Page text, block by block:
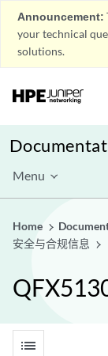
Announcement:
your technical
solutions.
Menu
Home
安全与合规信息
list